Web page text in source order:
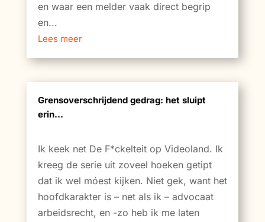
en waar een melder vaak direct begrip
en...
Lees meer
Grensoverschrijdend gedrag: het sluipt
erin…
Ik keek net De F*ckelteit op Videoland. Ik
kreeg de serie uit zoveel hoeken getipt
dat ik wel móest kijken. Niet gek, want het
hoofdkarakter is – net als ik – advocaat
arbeidsrecht, en -zo heb ik me laten